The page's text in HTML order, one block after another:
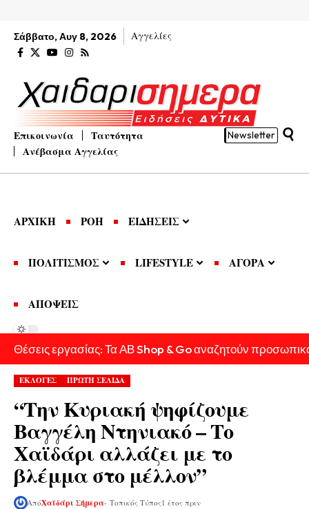
Σάββατο, Αυγ 8, 2026 Αγγελίες
Επικοινωνία
Ταυτότητα
Ανέβασμα Αγγελίας
Newsletter
ΑΡΧΙΚΗ ΡΟΗ ΕΙΔΗΣΕΙΣ
ΠΟΛΙΤΙΣΜΟΣ LIFESTYLE ΑΓΟΡΑ
ΑΠΟΨΕΙΣ
Θέσεις εργασίας: Τα ΑΒ Shop & Go αναζητούν
ΕΚΛΟΓΕΣ ΠΡΩΤΗ ΣΕΛΙΔΑ
“Την Κυριακή ψηφίζουμε
Βαγγέλη Ντηνιακό – Το
Χαϊδάρι αλλάζει με το
βλέμμα στο μέλλον”
ΑπόΧαϊδάρι Σήμερα- Τοπικός Τύπος 1 έτος πριν